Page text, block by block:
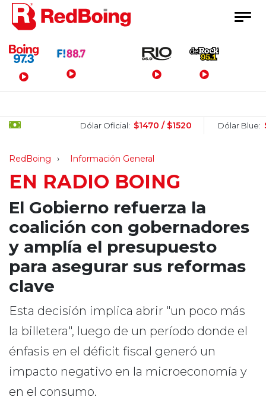
Menú Principal
Dólar Oficial: $1470 / $1520 Dólar Blue:
RedBoing Información General
EN RADIO BOING
El Gobierno refuerza la
coalición con gobernadores
y amplía el presupuesto
para asegurar sus reformas
clave
Esta decisión implica abrir "un poco más
la billetera", luego de un período donde el
énfasis en el déficit fiscal generó un
impacto negativo en la microeconomía y
en el consumo.